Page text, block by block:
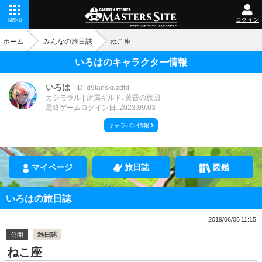
MENU ログイン
ホーム みんなの旅日誌 ねこ座
いろはのキャラクター情報
いろは
ID: d9tanskuzdfd
カシモラル
所属ギルド: 黄昏の旅団
最終ゲームログイン日: 2023.09.03
キャラバン情報
マイページ 旅日誌 図鑑
いろはの旅日誌
2019/06/06 11:15
公開
雑日誌
ねこ座